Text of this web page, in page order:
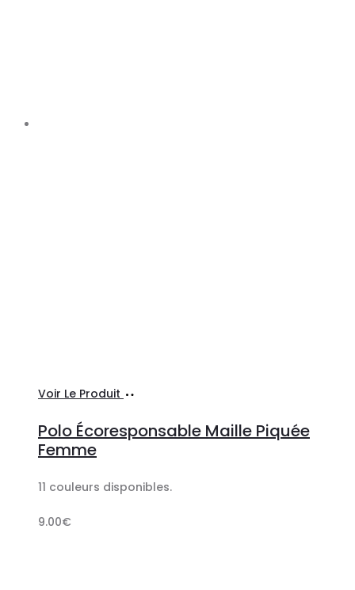
Voir Le Produit
panier
Polo Écoresponsable Maille Piquée
Femme
11 couleurs disponibles.
9.00€